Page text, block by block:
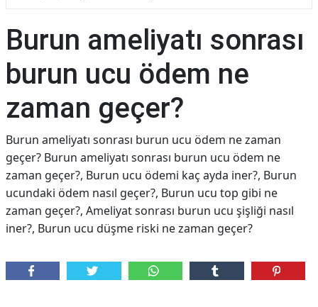
Burun ameliyatı sonrası
burun ucu ödem ne
zaman geçer?
Burun ameliyatı sonrası burun ucu ödem ne zaman
geçer? Burun ameliyatı sonrası burun ucu ödem ne
zaman geçer?, Burun ucu ödemi kaç ayda iner?, Burun
ucundaki ödem nasıl geçer?, Burun ucu top gibi ne
zaman geçer?, Ameliyat sonrası burun ucu şişliği nasıl
iner?, Burun ucu düşme riski ne zaman geçer?